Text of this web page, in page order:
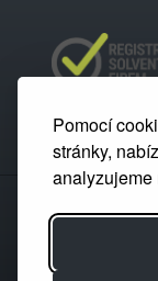
Pomocí
stránky,
analyzujeme